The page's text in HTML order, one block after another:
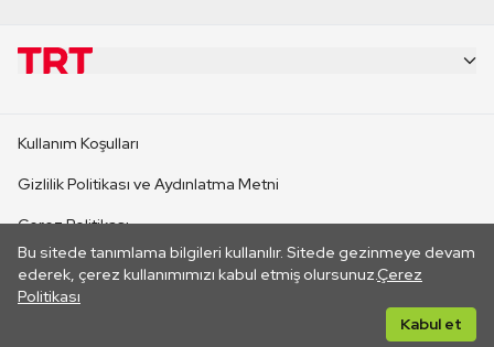
Bu sitede tanımlama bilgileri kullanılır. Sitede gezinmeye devam
ederek, çerez kullanımımızı kabul etmiş olursunuz.Çerez
Politikası
Kabul et
CANLI YAYINLAR
Kullanım Koşulları
Gizlilik Politikası ve Aydınlatma Metni
Çerez Politikası
İletişim
Her hakkı saklıdır. ©2026 TRT. Bağlantı yoluyla gidilen dış